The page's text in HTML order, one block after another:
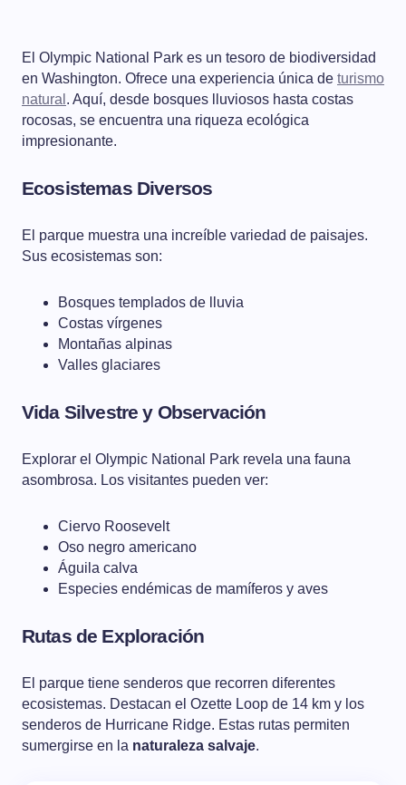
El Olympic National Park es un tesoro de biodiversidad
en Washington. Ofrece una experiencia única de turismo
natural . Aquí, desde bosques lluviosos hasta costas
rocosas, se encuentra una riqueza ecológica
impresionante.
Ecosistemas Diversos
El parque muestra una increíble variedad de paisajes.
Sus ecosistemas son:
Bosques templados de lluvia
Costas vírgenes
Montañas alpinas
Valles glaciares
Vida Silvestre y Observación
Explorar el Olympic National Park revela una fauna
asombrosa. Los visitantes pueden ver:
Ciervo Roosevelt
Oso negro americano
Águila calva
Especies endémicas de mamíferos y aves
Rutas de Exploración
El parque tiene senderos que recorren diferentes
ecosistemas. Destacan el Ozette Loop de 14 km y los
senderos de Hurricane Ridge. Estas rutas permiten
sumergirse en la naturaleza salvaje.